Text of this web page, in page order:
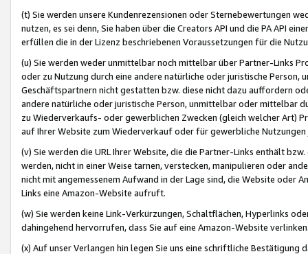
(t) Sie werden unsere Kundenrezensionen oder Sternebewertungen
nutzen, es sei denn, Sie haben über die Creators API und die PA API
erfüllen die in der Lizenz beschriebenen Voraussetzungen für die
(u) Sie werden weder unmittelbar noch mittelbar über Partner-Links
oder zu Nutzung durch eine andere natürliche oder juristische
Geschäftspartnern nicht gestatten bzw. diese nicht dazu auffordern
andere natürliche oder juristische Person, unmittelbar oder mittelbar
zu Wiederverkaufs- oder gewerblichen Zwecken (gleich welcher Art)
auf Ihrer Website zum Wiederverkauf oder für gewerbliche
(v) Sie werden die URL Ihrer Website, die die Partner-Links enthält
werden, nicht in einer Weise tarnen, verstecken, manipulieren oder
nicht mit angemessenem Aufwand in der Lage sind, die Website oder
Links eine Amazon-Website aufruft.
(w) Sie werden keine Link-Verkürzungen, Schaltflächen, Hyperlinks
dahingehend hervorrufen, dass Sie auf eine Amazon-Website
(x) Auf unser Verlangen hin legen Sie uns eine schriftliche